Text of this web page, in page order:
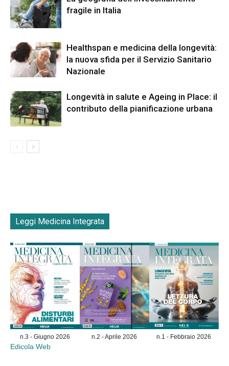
fragile in Italia
Healthspan e medicina della longevità:
la nuova sfida per il Servizio Sanitario
Nazionale
Longevità in salute e Ageing in Place: il
contributo della pianificazione urbana
Leggi Medicina Integrata
n.3 - Giugno 2026 n.2 - Aprile 2026 n.1 - Febbraio 2026
Edicola Web